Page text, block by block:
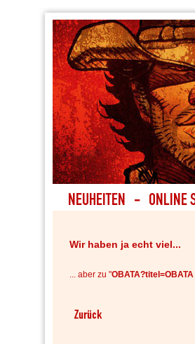
Wir haben ja echt viel...
... aber zu "OBATA?titel=OBATA